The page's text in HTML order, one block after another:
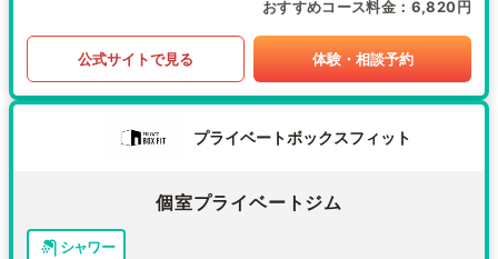
おすすめコース料金 6,820円
公式サイトで見る 体験・相談予約
プライベートボックスフィット
個室プライベートジム
シャワー